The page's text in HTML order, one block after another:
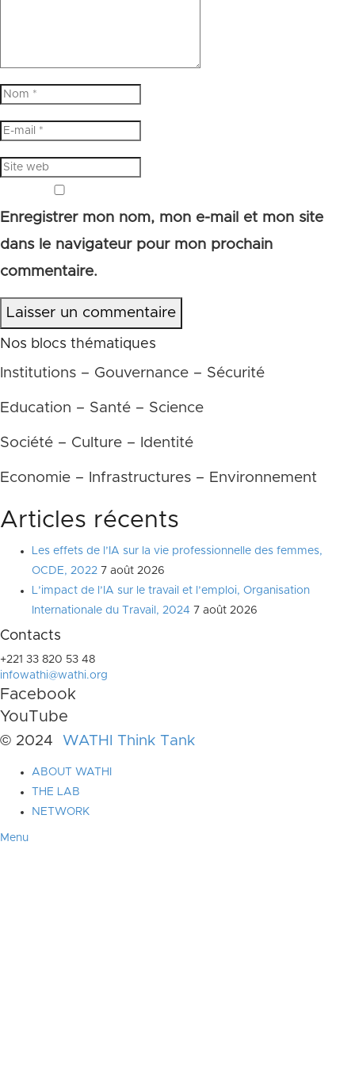
Enregistrer mon nom, mon e-mail et mon site
dans le navigateur pour mon prochain
commentaire.
Laisser un commentaire
Nos blocs thématiques
Institutions – Gouvernance – Sécurité
Education – Santé – Science
Société – Culture – Identité
Economie – Infrastructures – Environnement
Articles récents
Les effets de l’IA sur la vie professionnelle des femmes,
OCDE, 2022 7 août 2026
L’impact de l’IA sur le travail et l’emploi, Organisation
Internationale du Travail, 2024 7 août 2026
Contacts
+221 33 820 53 48
infowathi@wathi.org
Facebook
YouTube
© 2024 WATHI Think Tank
ABOUT WATHI
THE LAB
NETWORK
Menu